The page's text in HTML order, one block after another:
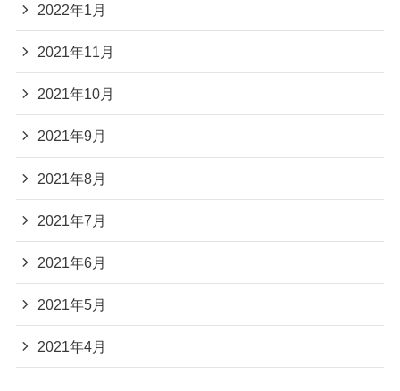
2022年1月
2021年11月
2021年10月
2021年9月
2021年8月
2021年7月
2021年6月
2021年5月
2021年4月